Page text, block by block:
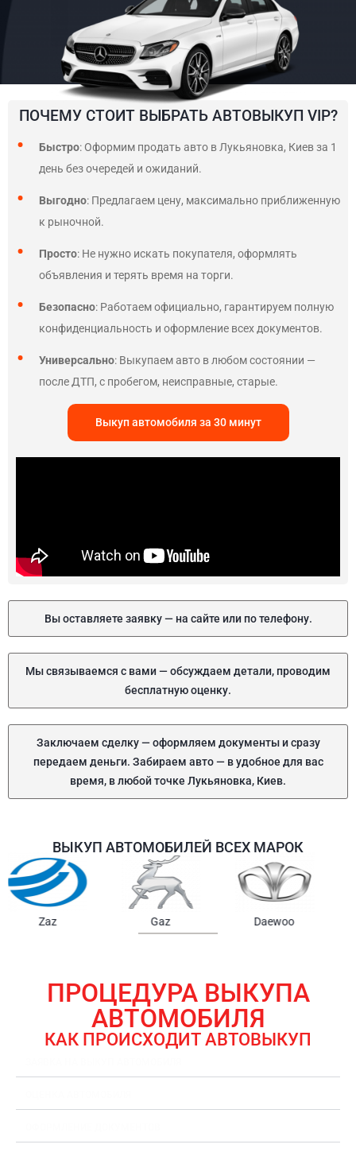
ПОЧЕМУ СТОИТ ВЫБРАТЬ АВТОВЫКУП VIP?
Быстро: Оформим продать авто в Лукьяновка, Киев за 1
день без очередей и ожиданий.
Выгодно: Предлагаем цену, максимально приближенную
к рыночной.
Просто: Не нужно искать покупателя, оформлять
объявления и терять время на торги.
Безопасно: Работаем официально, гарантируем полную
конфиденциальность и оформление всех документов.
Универсально: Выкупаем авто в любом состоянии —
после ДТП, с пробегом, неисправные, старые.
Выкуп автомобиля за 30 минут
Вы оставляете заявку — на сайте или по телефону.
Мы связываемся с вами — обсуждаем детали, проводим
бесплатную оценку.
Заключаем сделку — оформляем документы и сразу
передаем деньги. Забираем авто — в удобное для вас
время, в любой точке Лукьяновка, Киев.
ВЫКУП АВТОМОБИЛЕЙ ВСЕХ МАРОК
Samsung Chrysler Gmc
ПРОЦЕДУРА ВЫКУПА
АВТОМОБИЛЯ
КАК ПРОИСХОДИТ АВТОВЫКУП